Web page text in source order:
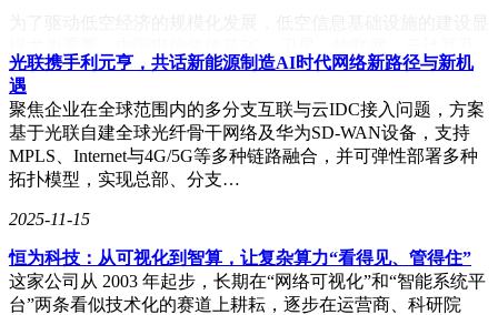
人工智能等技术优势，全面升级打造了“通信、感知、智算”一
体的低空智联网络。在江苏南京，南京电信与华为合作建成了
业界最大规模的5G-A低空通信专网，有效解决了低空通信的
难题。而在安徽铜陵，铜陵电信则构建了覆盖全市的低空通信
导航网络，为城市精细化治理提供了有力支持。
卡，为无人机提供了专网、专卡、专号段等专属服务，从源头
上保障了飞行的可靠性与信息安全。同时，星瀚、星巡、星云
三大平台的升级，也构建了全面的监管服务体系，实现了低空
飞行的可感、可知、可管。
光联携手利元亨，共话新能源制造AI时代网络新路径与新机
遇
聚焦企业在全球范围内的多分支互联与云IDC接入问题，方案
基于光联自建全球光纤骨干网络及华为SD-WAN设备，支持
MPLS、Internet与4G/5G等多种链路融合，并可弹性部署多种
拓扑模型，实现总部、分支…
2025-11-15
恒为科技：从可视化到智算，让复杂算力“看得见、管得住”
这家公司从 2003 年起步，长期在“网络可视化”和“智能系统平
台”两条看似技术化的赛道上耕耘，逐步在运营商、科研院